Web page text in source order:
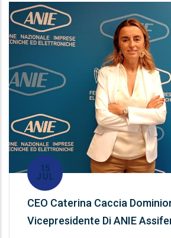
15
JUL
CEO Caterina Caccia
Vicepresidente Di ANIE